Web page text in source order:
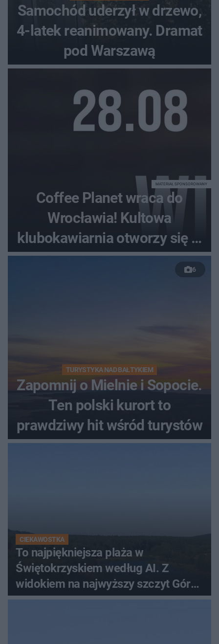
Samochód uderzył w drzewo,
4-latek reanimowany. Dramat
pod Warszawą
Coffee Planet wraca do
Wrocławia! Kultowa
klubokawiarnia otworzy się w
nowym miejscu
MATERIAŁ SPONSOROWANY
6
TURYSTYKA NAD BAŁTYKIEM
Zapomnij o Mielnie i Sopocie.
Ten polski kurort to
prawdziwy hit wśród turystów
CIEKAWOSTKA
To najpiękniejsza plaża w
Świętokrzyskiem według AI. Z
widokiem na najwyższy szczyt Gór
Świętokrzyskich